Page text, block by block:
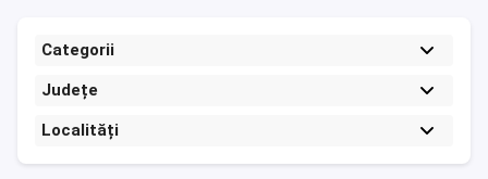
Categorii
Județe
Localități